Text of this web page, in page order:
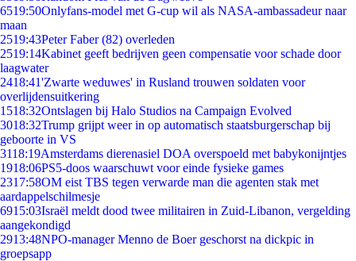
6519:50Onlyfans-model met G-cup wil als NASA-ambassadeur naar
maan
2519:43Peter Faber (82) overleden
2519:14Kabinet geeft bedrijven geen compensatie voor schade door
laagwater
2418:41'Zwarte weduwes' in Rusland trouwen soldaten voor
overlijdensuitkering
1518:32Ontslagen bij Halo Studios na Campaign Evolved
3018:32Trump grijpt weer in op automatisch staatsburgerschap bij
geboorte in VS
3118:19Amsterdams dierenasiel DOA overspoeld met babykonijntjes
1918:06PS5-doos waarschuwt voor einde fysieke games
2317:58OM eist TBS tegen verwarde man die agenten stak met
aardappelschilmesje
6915:03Israël meldt dood twee militairen in Zuid-Libanon, vergelding
aangekondigd
2913:48NPO-manager Menno de Boer geschorst na dickpic in
groepsapp